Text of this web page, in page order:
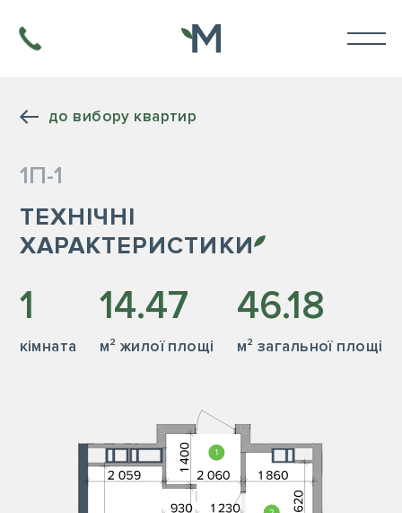
до вибору квартир
1П-1
ТЕХНІЧНІ
ХАРАКТЕРИСТИКИ
1
кiмната
14.47
м² жилої площі
46.18
м² загальної площі